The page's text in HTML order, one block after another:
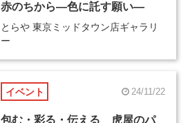
赤のちから―色に託す願い―
とらや 東京ミッドタウン店ギャラリ
ー
イベント 24/11/22
包む・彩る・伝える 虎屋のパ